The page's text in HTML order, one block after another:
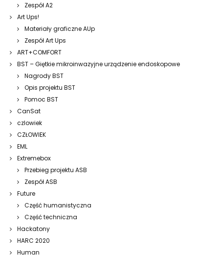
Zespół A2
Art Ups!
Materiały graficzne AUp
Zespół Art Ups
ART+COMFORT
BST – Giętkie mikroinwazyjne urządzenie endoskopowe
Nagrody BST
Opis projektu BST
Pomoc BST
CanSat
czlowiek
CZŁOWIEK
EML
Extremebox
Przebieg projektu ASB
Zespół ASB
Future
Część humanistyczna
Część techniczna
Hackatony
HARC 2020
Human